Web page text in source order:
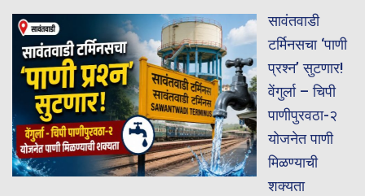
सावंतवाडी
टर्मिनसचा ‘पाणी
प्रश्न’ सुटणार!
वेंगुर्ला – चिपी
पाणीपुरवठा-२
योजनेत पाणी
मिळण्याची
शक्यता